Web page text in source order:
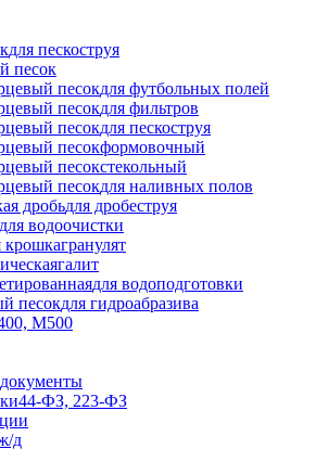
для пескоструя
песок
песокдля футбольных полей
песокдля фильтров
песокдля пескоструя
песокформовочный
песокстекольный
песокдля наливных полов
дробьдля дробеструя
для водоочистки
крошкагранулят
галит
для водоподготовки
песокдля гидроабразива
М500
44-ФЗ, 223-ФЗ
д